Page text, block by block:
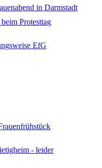
in Darmstadt
Protesttag
EfG
- leider